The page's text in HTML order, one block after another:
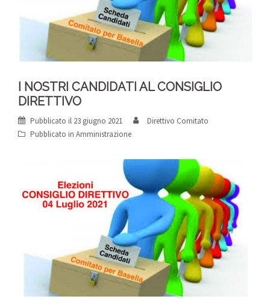
I NOSTRI CANDIDATI AL CONSIGLIO
DIRETTIVO
Pubblicato il 23 giugno 2021
Direttivo Comitato
Pubblicato in Amministrazione